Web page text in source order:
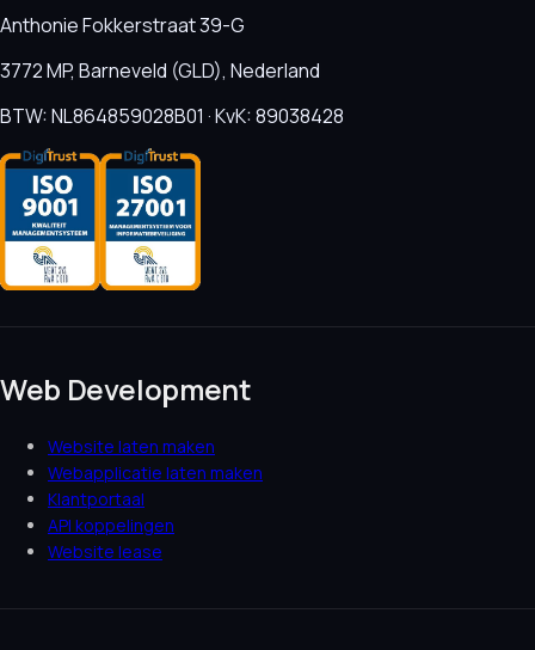
Anthonie Fokkerstraat 39-G
3772 MP, Barneveld (GLD), Nederland
BTW: NL864859028B01 · KvK: 89038428
Web Development
Website laten maken
Webapplicatie laten maken
Klantportaal
API koppelingen
Website lease